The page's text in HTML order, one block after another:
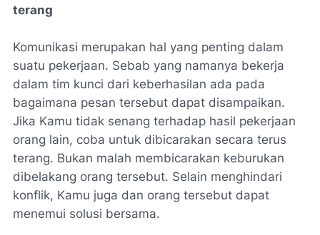
terang
Komunikasi merupakan hal yang penting dalam
suatu pekerjaan. Sebab yang namanya bekerja
dalam tim kunci dari keberhasilan ada pada
bagaimana pesan tersebut dapat disampaikan.
Jika Kamu tidak senang terhadap hasil pekerjaan
orang lain, coba untuk dibicarakan secara terus
terang. Bukan malah membicarakan keburukan
dibelakang orang tersebut. Selain menghindari
konflik, Kamu juga dan orang tersebut dapat
menemui solusi bersama.